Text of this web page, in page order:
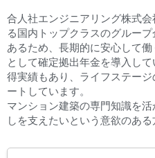
合人社エンジニアリング株式
る国内トップクラスのグルー
あるため、長期的に安心して
として確定拠出年金を導入し
得実績もあり、ライフステー
ートしています。
マンション建築の専門知識を
しを支えたいという意欲のある